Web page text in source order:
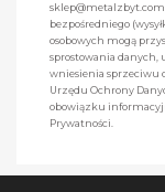
bezpośredniego
osobowych mogą
sprostowania danych,
wniesienia sprzeciwu
Urzędu Ochrony
obowiązku
Prywatności.